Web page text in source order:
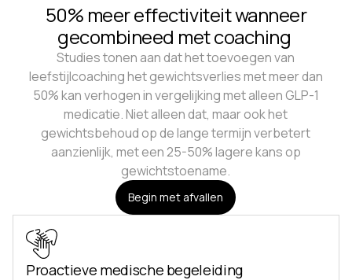
50% meer effectiviteit wanneer
gecombineed met coaching
Studies tonen aan dat het toevoegen van
leefstijlcoaching het gewichtsverlies met meer dan
50% kan verhogen in vergelijking met alleen GLP-1
medicatie. Niet alleen dat, maar ook het
gewichtsbehoud op de lange termijn verbetert
aanzienlijk, met een 25-50% lagere kans op
gewichtstoename.
Begin met afvallen
Proactieve medische begeleiding